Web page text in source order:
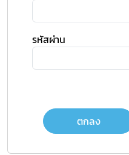
รหัสผ่าน
ตกลง